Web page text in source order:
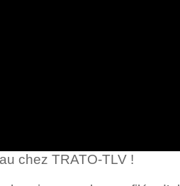
chez TRATO-TLV !